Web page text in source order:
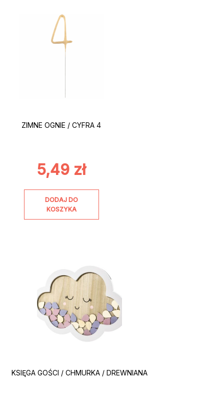
ZIMNE OGNIE / CYFRA 4
5,49 zł
DODAJ DO
KOSZYKA
KSIĘGA GOŚCI / CHMURKA / DREWNIANA